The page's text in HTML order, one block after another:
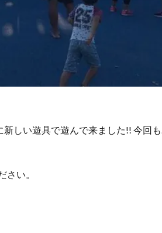
しい遊具で遊んで来ました!! 今回
い。